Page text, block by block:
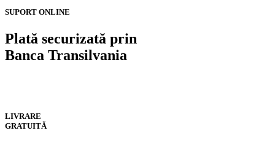
SUPORT ONLINE
Plată securizată prin
Banca Transilvania
LIVRARE
GRATUITĂ